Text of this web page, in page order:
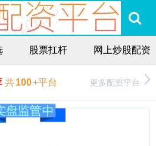
股票扛杆 网上炒股配资
共100+平台 更多配资平台